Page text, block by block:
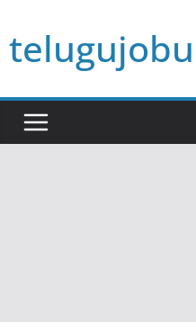
to
content